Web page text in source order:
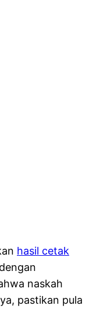
hasil cetak
naskah
pastikan pula